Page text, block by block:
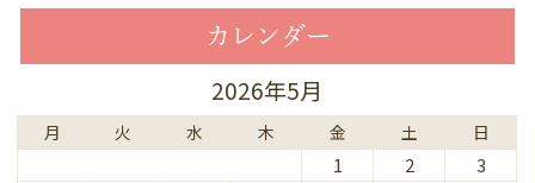
カレンダー
2026年5月
月 火 水 木 金 土 日
1 2
3